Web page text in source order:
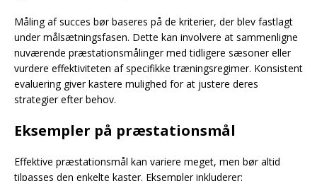
Måling af succes bør baseres på de kriterier, der blev fastlagt
under målsætningsfasen. Dette kan involvere at sammenligne
nuværende præstationsmålinger med tidligere sæsoner eller
vurdere effektiviteten af specifikke træningsregimer. Konsistent
evaluering giver kastere mulighed for at justere deres
strategier efter behov.
Eksempler på præstationsmål
Effektive præstationsmål kan variere meget, men bør altid
tilpasses den enkelte kaster. Eksempler inkluderer: